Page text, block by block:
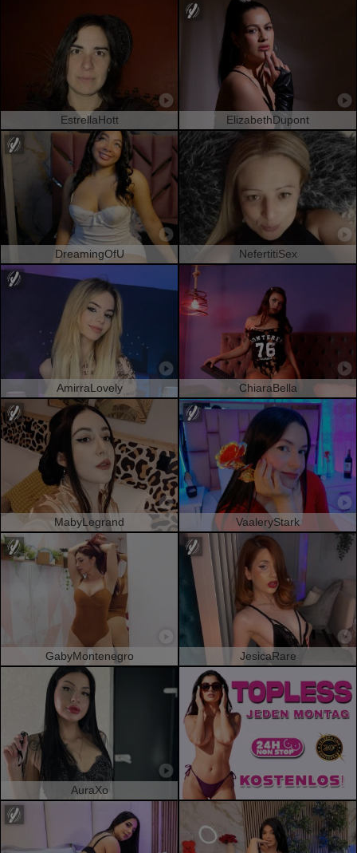
EstrellaHott ElizabethDupont
DreamingOfU NefertitiSex
AmirraLovely ChiaraBella
MabyLegrand VaaleryStark
GabyMontenegro JesicaRare
AuraXo